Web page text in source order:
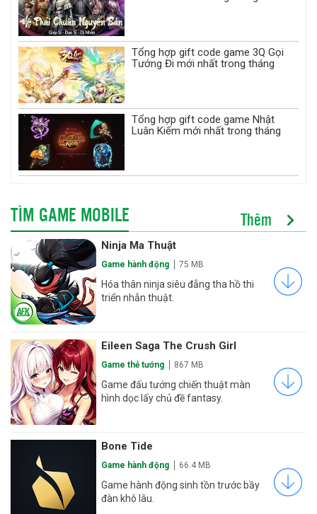
Tổng hợp gift code game 3Q Gọi
Tướng Đi mới nhất trong tháng
Tổng hợp gift code game Nhật
Luân Kiếm mới nhất trong tháng
TÌM GAME MOBILE Thêm
Ninja Ma Thuật
Game hành động 75 MB
Hóa thân ninja siêu đẳng tha hồ thi
triển nhẫn thuật.
Eileen Saga The Crush Girl
Game thẻ tướng 867 MB
Game đấu tướng chiến thuật màn
hình dọc lấy chủ đề fantasy.
Bone Tide
Game hành động 66.4 MB
Game hành động sinh tồn trước bầy
đàn khô lâu.